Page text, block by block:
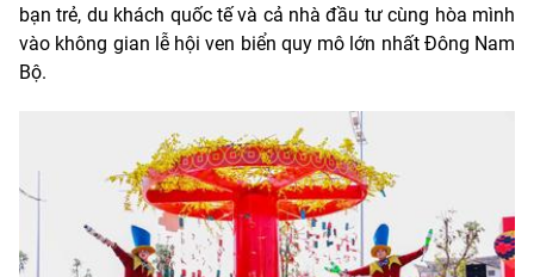
bạn trẻ, du khách quốc tế và cả nhà đầu tư cùng hòa mình
vào không gian lễ hội ven biển quy mô lớn nhất Đông Nam
Bộ.